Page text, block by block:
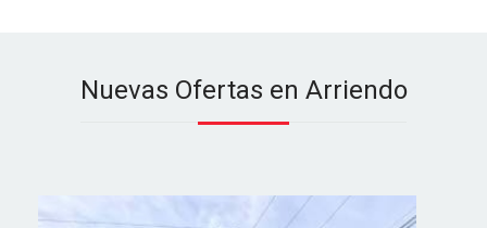
Nuevas Ofertas en Arriendo